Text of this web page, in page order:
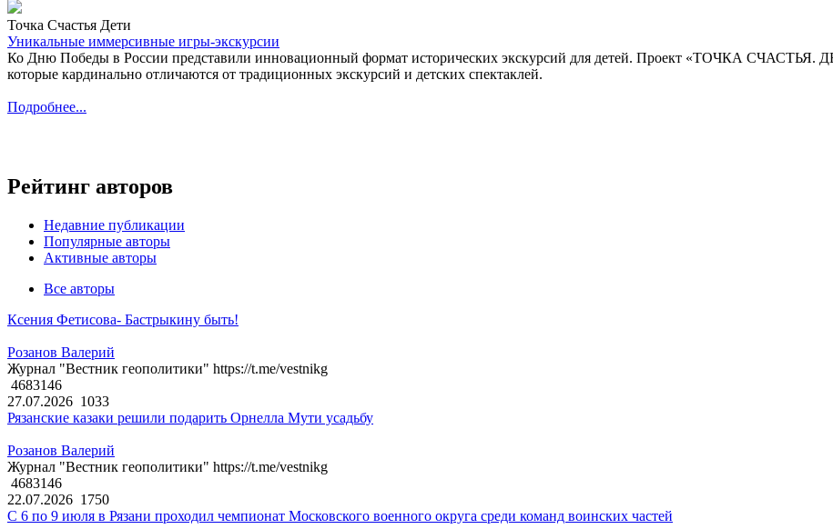
Точка Счастья Дети
Уникальные иммерсивные игры-экскурсии
Ко Дню Победы в России представили инновационный формат исторических экскурсий для детей. Проект «ТОЧКА СЧАСТЬЯ.
которые кардинально отличаются от традиционных экскурсий и детских спектаклей.
Подробнее...
Рейтинг авторов
Недавние публикации
Популярные авторы
Активные авторы
Все авторы
Ксения Фетисова- Бастрыкину быть!
Розанов Валерий
Журнал "Вестник геополитики" https://t.me/vestnikg
4683146
27.07.2026 1033
Рязанские казаки решили подарить Орнелла Мути усадьбу
Розанов Валерий
Журнал "Вестник геополитики" https://t.me/vestnikg
4683146
22.07.2026 1750
С 6 по 9 июля в Рязани проходил чемпионат Московского военного округа среди команд воинских частей